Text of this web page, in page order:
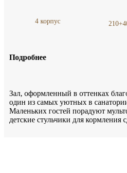
4 корпус
Подробнее
Зал, оформленный в оттенках
один из самых уютных в
Маленьких гостей порадуют
детские стульчики для